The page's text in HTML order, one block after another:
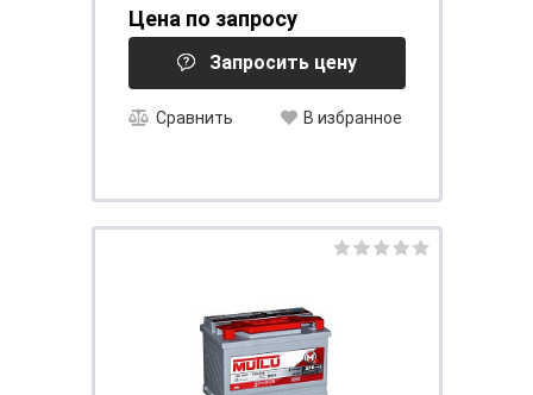
Цена по запросу
Запросить цену
Сравнить В избранное